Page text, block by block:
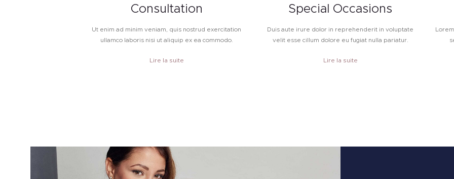
Consultation
Ut enim ad minim veniam, quis nostrud exercitation
ullamco laboris nisi ut aliquip ex ea commodo.
Lire la suite
Special Occasions
Duis aute irure dolor in reprehenderit in voluptate
velit esse cillum dolore eu fugiat nulla pariatur.
Lire la suite